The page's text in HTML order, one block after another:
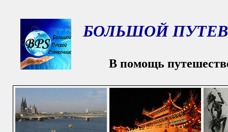
БОЛЬШОЙ
В помощь